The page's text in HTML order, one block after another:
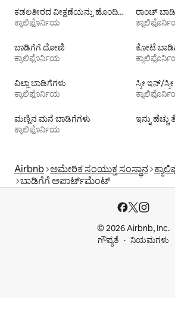
ಕಡಲತೀರದ ವೀಕ್ಷಣೆಯನ್ನು ಹೊಂದಿರುವ ಬಾಡಿಗೆ ವಸತಿಗಳು
ಕ್ಯಾಲಿಫೊರ್ನಿಯ
ರಾಂಚ್
ಬಾಡಿಗೆಗೆ ದೋಣಿ
ಕ್ಯಾಲಿಫೊರ್ನಿಯ
ಕೋಟೆ
ವಿಲ್ಲಾ ಬಾಡಿಗೆಗಳು
ಕ್ಯಾಲಿಫೊರ್ನಿಯ
ಸ್ಕೀ ಇನ್/
ಮಣ್ಣಿನ ಮನೆ ಬಾಡಿಗೆಗಳು
ಕ್ಯಾಲಿಫೊರ್ನಿಯ
ಇನ್ನು
Airbnb ಅಮೇರಿಕ ಸಂಯುಕ್ತ ಸಂಸ್ಥಾನ
ಬಾಡಿಗೆಗೆ ಅಪಾರ್ಟ್‌ಮೆಂಟ್‌
© 2026 Airbnb, Inc.
ಗೌಪ್ಯತೆ
ನಿಯಮಗಳು